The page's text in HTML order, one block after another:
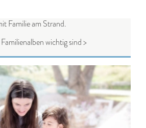
wichtig sind >